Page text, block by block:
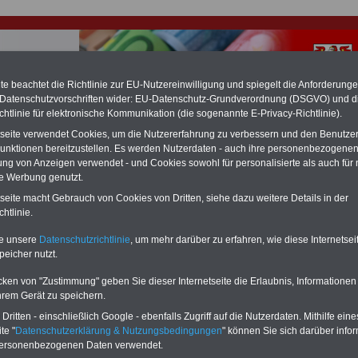
für Beamte & Ruhestandsbeamte (zu geringe Alimentation)
hat die Berliner Landesbesoldung für verfassungs-widrig
muss bisMärz 2027 eine Neuregelung der Besoldung beschließen). Auch
& Ruhestandsbeamte) gibt es teilweise hohe Nachzahlungen
füralle (!) Beamte
hierzu eine Broschüre heraus, die unmittelbar nach dem Beschluss des
der Bundesregierung vorgelegt wird (wahrscheinlich im Quartal.2026
der Broschüre
höheren Bezügen bei der Besoldung
mit 3 Ratgebern für nur
für Beamtinnen
versorgungsrecht
sowie Beihilferecht in Bund und
PDF-SERVICE: 10 Bücher bzw.
wichtigen Themen für Beamte und
Dienst
Zum Komplettpreis von 15 Euro im
beachtet die Richtlinie zur EU-Nutzereinwilligung und spiegelt die
wider: EU-Datenschutz-Grundverordnung (DSGVO) und
für elektronische Kommunikation (die sogenannte E-Privacy-Richtlinie).
verwendet Cookies, um die Nutzererfahrung zu verbessern und den
bereitzustellen. Es werden Nutzerdaten - auch ihre
von Anzeigen verwendet - und Cookies sowohl für personalisierte als auch für
Werbung genutzt.
macht Gebrauch von Cookies von Dritten, siehe dazu weitere Details in der
unsere Datenschutzrichtlinie, um mehr darüber zu erfahren, wie diese
nutzt.
von "Zustimmung" geben Sie dieser Internetseite die Erlaubnis,
Gerät zu speichern.
- einschließlich Google - ebenfalls Zugriff auf die Nutzerdaten. Mithilfe
"Datenschutzerklärung & Nutzungsbedingungen" können Sie sich darüber
Daten verwendet.